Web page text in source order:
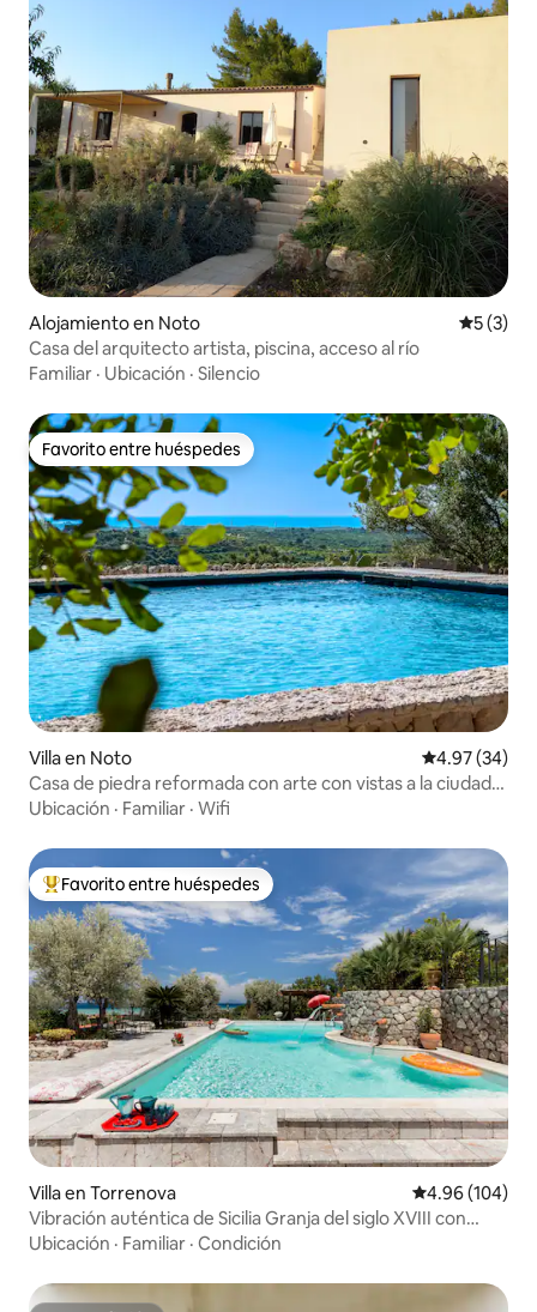
Alojamiento en Noto
5 (3)
Casa del arquitecto artista, piscina, acceso al río
Familiar · Ubicación · Silencio
Favorito entre huéspedes
Favorito entre huéspedes
Villa en Noto Calificación
4.97 (34)
Casa de piedra reformada con arte con vistas a la ciudad
de Noto
Ubicación · Familiar · Wifi
Favorito entre huéspedes preferido
Favorito entre huéspedes
Villa en Torrenova Calificación
4.96 (104)
Vibración auténtica de Sicilia Granja del siglo XVIII con
vistas panorámicas al mar
Ubicación · Familiar · Condición